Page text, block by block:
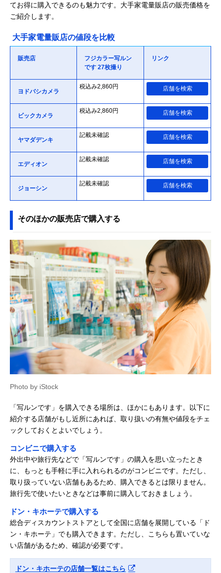
てお得に購入できるのも魅力です。大手家電量販店の販売価格を
ご紹介します。
大手家電量販店の値段を比較
販売店
フジカラー写ルン
です 27枚撮り
リンク
ヨドバシカメラ
税込み2,860円 店舗を検索
ビックカメラ
税込み2,860円 店舗を検索
ヤマダデンキ
記載未確認 店舗を検索
エディオン
記載未確認 店舗を検索
ジョーシン
記載未確認 店舗を検索
そのほかの販売店で購入する
Photo by iStock
「写ルンです」を購入できる場所は、ほかにもあります。以下に
紹介する店舗がもし近所にあれば、取り扱いの有無や値段をチェ
ックしておくとよいでしょう。
コンビニで購入する
外出中や旅行先などで「写ルンです」の購入を思い立ったとき
に、もっとも手軽に手に入れられるのがコンビニです。ただし、
取り扱っていない店舗もあるため、購入できるとは限りません。
旅行先で使いたいときなどは事前に購入しておきましょう。
ドン・キホーテで購入する
総合ディスカウントストアとして全国に店舗を展開している「ド
ン・キホーテ」でも購入できます。ただし、こちらも置いていな
い店舗があるため、確認が必要です。
ドン・キホーテの店舗一覧はこちら